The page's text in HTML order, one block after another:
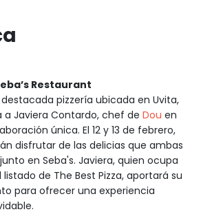
Restaurant
destacada pizzería ubicada en Uvita,
a Javiera Contardo, chef de Dou en
única. El 12 y 13 de febrero,
disfrutar de las delicias que ambas
en Seba's. Javiera, quien ocupa
de The Best Pizza, aportará su
para ofrecer una experiencia